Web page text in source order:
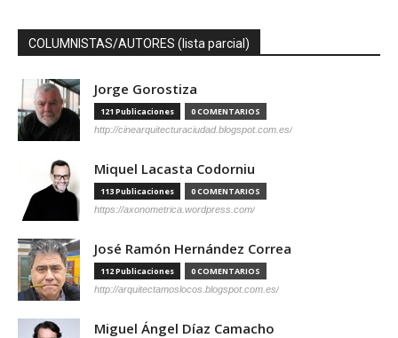
COLUMNISTAS/AUTORES (lista parcial)
Jorge Gorostiza
121 Publicaciones 0 COMENTARIOS
http://cinearquitecturaciudad.blogspot.com.es/
Miquel Lacasta Codorniu
113 Publicaciones 0 COMENTARIOS
https://axonometrica.wordpress.com/
José Ramón Hernández Correa
112 Publicaciones 0 COMENTARIOS
http://arquitectamoslocos.blogspot.com.es/
Miguel Ángel Díaz Camacho